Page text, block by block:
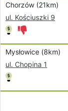
Chorzów (21km)
ul. Kościuszki 9
Mysłowice (8km)
ul. Chopina 1